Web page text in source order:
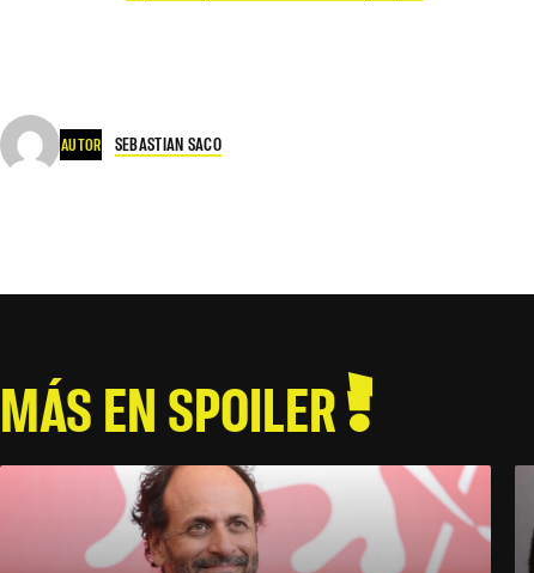
AUTOR SEBASTIAN SACO
MÁS EN SPOILER